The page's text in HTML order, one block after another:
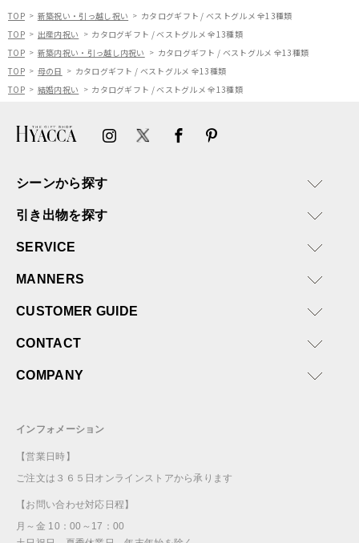
TOP 新築祝い・引っ越し祝い
カタログギフト / ベストグルメ 全13種類
TOP
出産内祝い
カタログギフト / ベストグルメ 全13種類
TOP
新築内祝い・引っ越し内祝い
カタログギフト / ベストグルメ 全13種類
TOP
母の日
カタログギフト / ベストグルメ 全13種類
TOP
結婚内祝い カタログギフト / ベストグルメ 全13種類
シーンから探す
引き出物を探す
SERVICE
MANNERS
CUSTOMER GUIDE
CONTACT
COMPANY
インフォメーション
【営業日時】
ご注文は３６５日オンラインストアから承ります
【お問い合わせ対応日程】
月～金 10：00～17：00